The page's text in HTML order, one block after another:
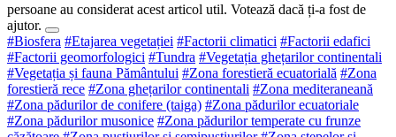
persoane au considerat acest articol util. Votează dacă ți-a fost de
ajutor.
#Biosfera #Etajarea vegetației #Factorii climatici #Factorii edafici
#Factorii geomorfologici #Tundra #Vegetația ghețarilor continentali
#Vegetația și fauna Pământului #Zona forestieră ecuatorială #Zona
forestieră rece #Zona ghețarilor continentali #Zona mediteraneană
#Zona pădurilor de conifere (taiga) #Zona pădurilor ecuatoriale
#Zona pădurilor musonice #Zona pădurilor temperate cu frunze